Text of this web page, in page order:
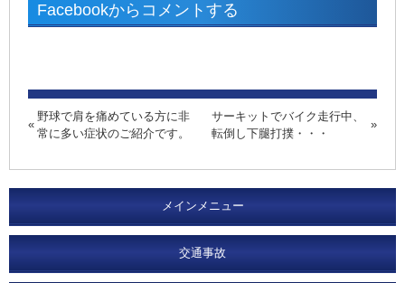
Facebookからコメントする
野球で肩を痛めている方に非
常に多い症状のご紹介です。
サーキットでバイク走行中、
転倒し下腿打撲・・・
メインメニュー
交通事故